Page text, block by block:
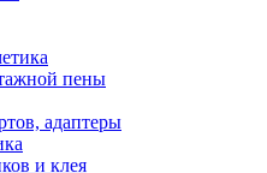
пены
адаптеры
и клея